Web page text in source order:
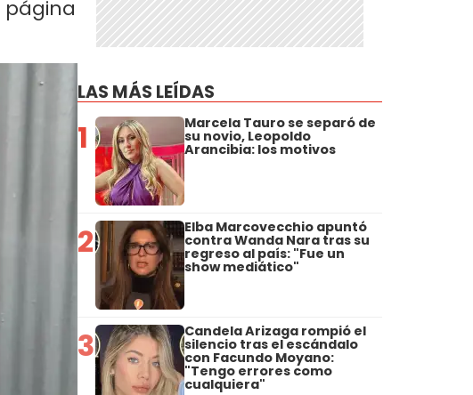
página
LAS MÁS LEÍDAS
1 Marcela Tauro se separó de
su novio, Leopoldo
Arancibia: los motivos
2 Elba Marcovecchio apuntó
contra Wanda Nara tras su
regreso al país: "Fue un
show mediático"
3 Candela Arizaga rompió el
silencio tras el escándalo
con Facundo Moyano:
"Tengo errores como
cualquiera"